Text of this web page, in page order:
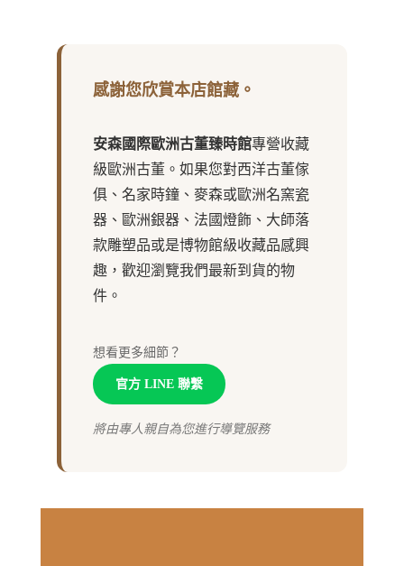
感謝您欣賞本店館藏。
安森國際歐洲古董臻時館專營收藏
級歐洲古董。如果您對西洋古董傢
俱、名家時鐘、麥森或歐洲名窯瓷
器、歐洲銀器、法國燈飾、大師落
款雕塑品或是博物館級收藏品感興
趣，歡迎瀏覽我們最新到貨的物
件。
想看更多細節？
官方 LINE 聯繫
將由專人親自為您進行導覽服務